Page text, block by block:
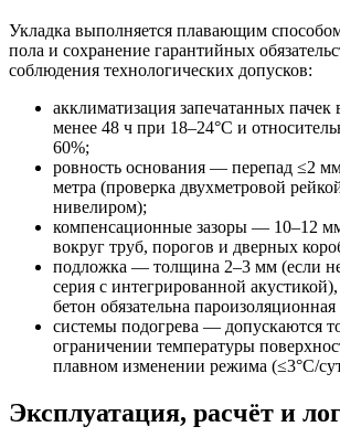
Укладка выполняется плавающим
пола и сохранение гарантийных
соблюдения технологических допусков:
акклиматизация запечатанных
менее 48 ч при 18–24°C и
60%;
ровность основания — перепад ≤2
метра (проверка двухметровой
нивелиром);
компенсационные зазоры — 10–12
вокруг труб, порогов и дверных
подложка — толщина 2–3 мм (если не
серия с интегрированной
бетон обязательна
системы подогрева — допускаются
ограничении температуры
плавном изменении режима (≤3°C/
Эксплуатация, расчёт и